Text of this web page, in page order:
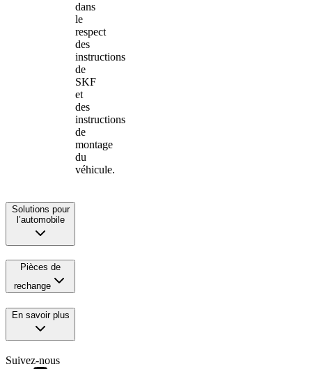
dans
le
respect
des
instructions
de
SKF
et
des
instructions
de
montage
du
véhicule.
Solutions pour
l’automobile
Pièces de
rechange
En savoir plus
Suivez-nous